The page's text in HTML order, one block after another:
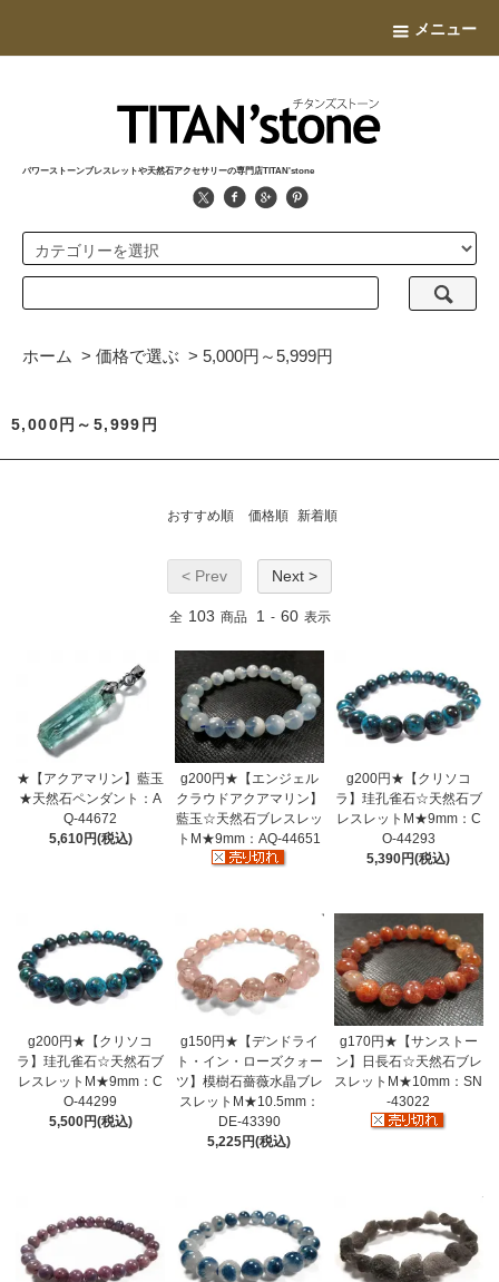
メニュー
パワーストーンブレスレットや天然石アクセサリーの専門店TITAN'stone
ホーム > 価格で選ぶ > 5,000円～5,999円
5,000円～5,999円
おすすめ順 価格順 新着順
< Prev Next >
全 103 商品 1 - 60 表示
★【アクアマリン】藍玉
★天然石ペンダント：A
Q-44672
5,610円(税込)
g200円★【エンジェル
クラウドアクアマリン】
藍玉☆天然石ブレスレッ
トM★9mm：AQ-44651
g200円★【クリソコ
ラ】珪孔雀石☆天然石ブ
レスレットM★9mm：C
O-44293
5,390円(税込)
g200円★【クリソコ
ラ】珪孔雀石☆天然石ブ
レスレットM★9mm：C
O-44299
5,500円(税込)
g150円★【デンドライ
ト・イン・ローズクォー
ツ】模樹石薔薇水晶ブレ
スレットM★10.5mm：
DE-43390
5,225円(税込)
g170円★【サンストー
ン】日長石☆天然石ブレ
スレットM★10mm：SN
-43022